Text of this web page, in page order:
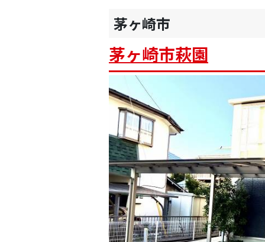
茅ヶ崎市
茅ヶ崎市萩園